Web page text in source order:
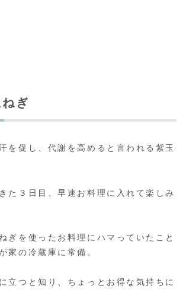
ぎ
を促し、代謝を高めると言われる紫玉
た３日目、早速お料理に入れて楽しみ
ぎを使ったお料理にハマっていたこと
家の冷蔵庫に常備。
立つと知り、ちょっとお得な気持ちに